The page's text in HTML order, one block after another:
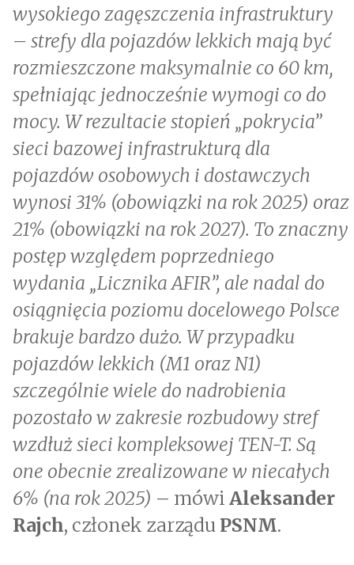
wysokiego zagęszczenia infrastruktury
– strefy dla pojazdów lekkich mają być
rozmieszczone maksymalnie co 60 km,
spełniając jednocześnie wymogi co do
mocy. W rezultacie stopień „pokrycia”
sieci bazowej infrastrukturą dla
pojazdów osobowych i dostawczych
wynosi 31% (obowiązki na rok 2025) oraz
21% (obowiązki na rok 2027). To znaczny
postęp względem poprzedniego
wydania „Licznika AFIR”, ale nadal do
osiągnięcia poziomu docelowego Polsce
brakuje bardzo dużo. W przypadku
pojazdów lekkich (M1 oraz N1)
szczególnie wiele do nadrobienia
pozostało w zakresie rozbudowy stref
wzdłuż sieci kompleksowej TEN-T. Są
one obecnie zrealizowane w niecałych
6% (na rok 2025) – mówi Aleksander
Rajch, członek zarządu PSNM.